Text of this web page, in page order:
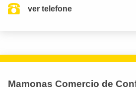
ver telefone
Mamonas Comercio de